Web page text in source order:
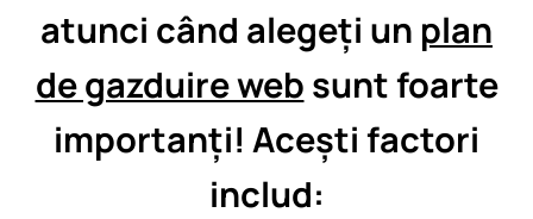
atunci când alegeți un plan
de gazduire web sunt foarte
importanți! Acești factori
includ: